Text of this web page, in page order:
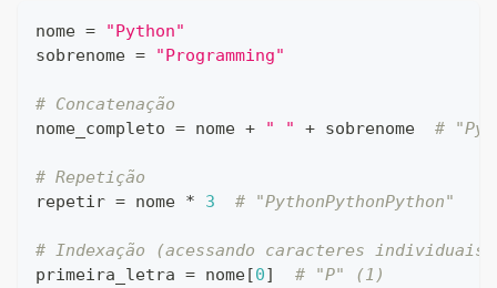
nome =
"Python"
sobrenome = "Programming"
# Concatenação
nome_completo = nome + " " + sobrenome #
# Repetição
repetir = nome * 3 # "PythonPythonPython"
# Indexação (acessando caracteres individuais)
primeira_letra = nome [0]
# "P" (1)